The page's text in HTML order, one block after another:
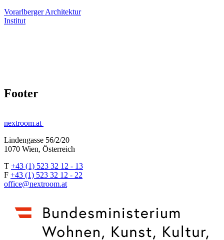
Vorarlberger Architektur
Institut
Footer
nextroom.at
Lindengasse 56/2/20
1070 Wien, Österreich
T +43 (1) 523 32 12 - 13
F +43 (1) 523 32 12 - 22
office@nextroom.at